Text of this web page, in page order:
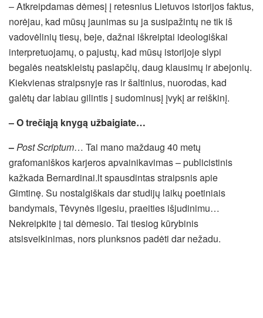
– Atkreipdamas dėmesį į retesnius Lietuvos istorijos faktus,
norėjau, kad mūsų jaunimas su ja susipažintų ne tik iš
vadovėlinių tiesų, beje, dažnai iškreiptai ideologiškai
interpretuojamų, o pajustų, kad mūsų istorijoje slypi
begalės neatskleistų paslapčių, daug klausimų ir abejonių.
Kiekvienas straipsnyje ras ir šaltinius, nuorodas, kad
galėtų dar labiau gilintis į sudominusį įvykį ar reiškinį.
– O trečiąją knygą užbaigiate…
–Post Scriptum… Tai mano maždaug 40 metų
grafomaniškos karjeros apvainikavimas – publicistinis
kažkada Bernardinai.lt spausdintas straipsnis apie
Gimtinę. Su nostalgiškais dar studijų laikų poetiniais
bandymais, Tėvynės ilgesiu, praeities išjudinimu…
Nekreipkite į tai dėmesio. Tai tiesiog kūrybinis
atsisveikinimas, nors plunksnos padėti dar nežadu.